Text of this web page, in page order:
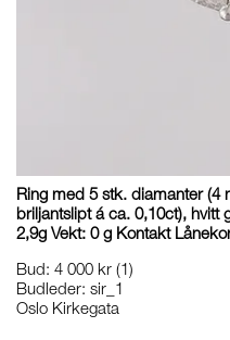
Ring med 5 stk. diamanter (4
briljantslipt á ca. 0,10ct), hvitt
2,9g Vekt: 0 g Kontakt
Bud: 4 000 kr (1)
Budleder: sir_1
Oslo Kirkegata